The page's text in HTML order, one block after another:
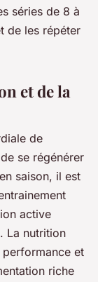
séries de 8 à
de les répéter
et de la
de
de se régénérer
saison, il est
active
La nutrition
et
riche